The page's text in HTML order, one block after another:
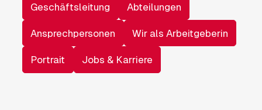
Geschäftsleitung Abteilungen
Ansprechpersonen Wir als Arbeitgeberin
Portrait Jobs & Karriere